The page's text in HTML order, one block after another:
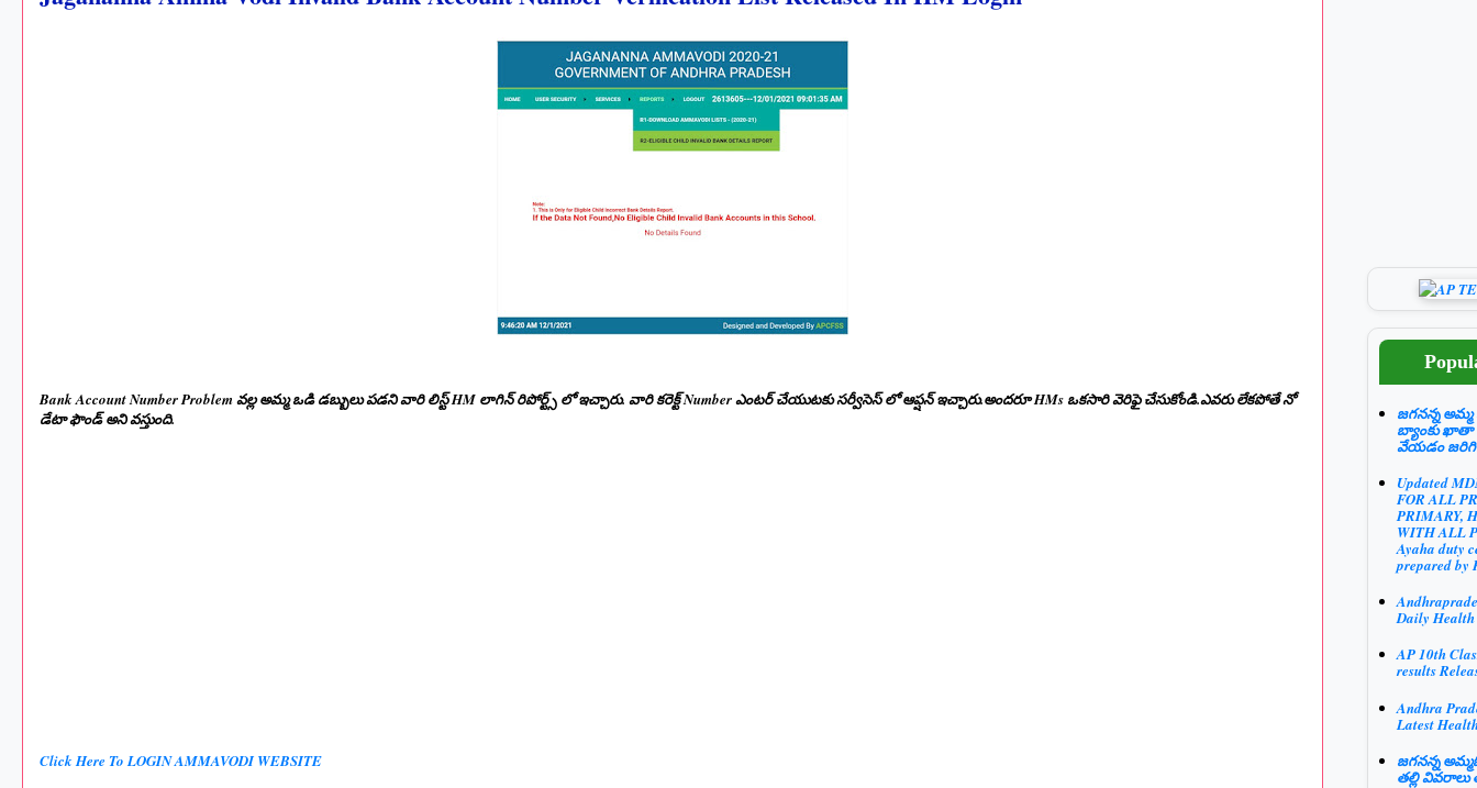
Bank Account Number Problem వల్ల అమ్మ ఒడి డబ్బులు పడని వారి లిస్ట్ HM లాగిన్ రిపోర్ట్స్ లో ఇచ్చారు. వారి కరెక్ట్ Number ఎంటర్ చేయుటకు సర్వీసెస్ లో ఆప్షన్ ఇచ్చారు.అందరూ HMs ఒకసారి వెరిఫై చేసుకోండి.ఎవరు లేకపోతే నో
డేటా ఫౌండ్ అని వస్తుంది.
Click Here To LOGIN AMMAVODI WEBSITE
జగనన్న
బ్యాంకు ఖాతా
వేయడం
Updated
FOR ALL
PRIMARY,
WITH ALL
Ayaha duty
prepared by
Daily Health
AP 10th
results
Andhra
Latest
జగనన్న
తల్లి వివరాలు